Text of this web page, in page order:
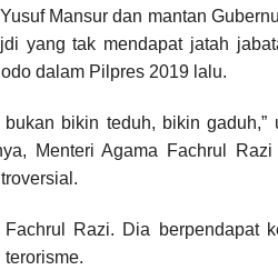
Mansur dan mantan
yang tak mendapat jatah
dalam Pilpres 2019 lalu.
bikin teduh, bikin gaduh,”
Menteri Agama Fachrul
Razi. Dia berpendapat